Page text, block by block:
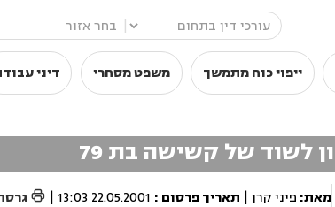
ייפוי כוח מתמשך משפט מסחרי דיני
מאת: פיני קרן | תאריך פרסום :
22.05.2001 13:03
|
